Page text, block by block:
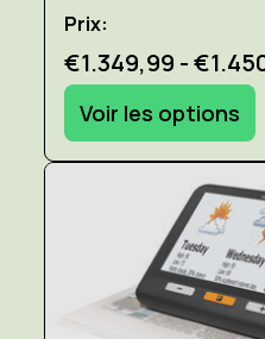
Prix:
€1.349,99 -
Voir les options